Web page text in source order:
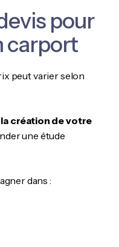
pour
carport
peut varier selon
création de votre
une étude
dans :